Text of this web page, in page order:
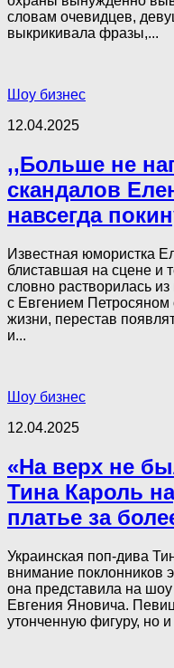
словам очевидцев,
выкрикивала фразы,...
Шоу бизнес
12.04.2025
,,Больше не
скандалов
навсегда
Известная юмористка
блиставшая на сцене и
словно растворилась
с Евгением Петросяном
жизни, перестав
и...
Шоу бизнес
12.04.2025
«На верх не
Тина Кароль
платье за
Украинская поп-дива
внимание поклонников
она представила на
Евгения Яновича.
утонченную фигуру, но и